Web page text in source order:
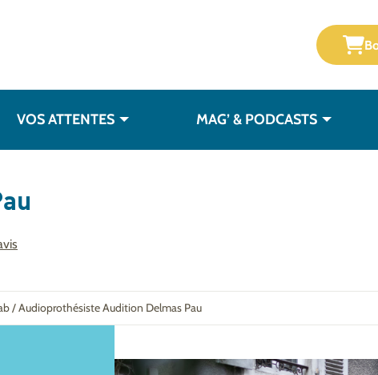
VOS ATTENTES MAG’ & PODCASTS
/ Audioprothésiste Audition Delmas Pau